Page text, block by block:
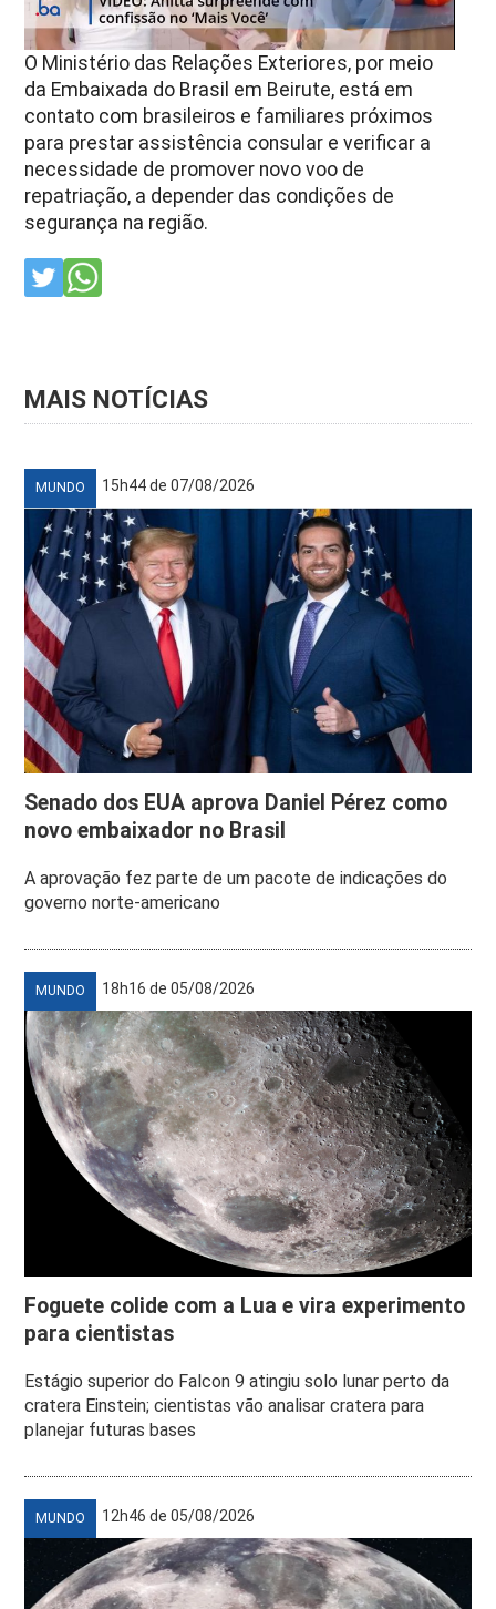
O Ministério das Relações Exteriores, por meio
da Embaixada do Brasil em Beirute, está em
contato com brasileiros e familiares próximos
para prestar assistência consular e verificar a
necessidade de promover novo voo de
repatriação, a depender das condições de
segurança na região.
MAIS NOTÍCIAS
MUNDO 15h44 de 07/08/2026
Senado dos EUA aprova Daniel Pérez como
novo embaixador no Brasil
A aprovação fez parte de um pacote de indicações do
governo norte-americano
MUNDO 18h16 de 05/08/2026
Foguete colide com a Lua e vira experimento
para cientistas
Estágio superior do Falcon 9 atingiu solo lunar perto da
cratera Einstein; cientistas vão analisar cratera para
planejar futuras bases
MUNDO 12h46 de 05/08/2026